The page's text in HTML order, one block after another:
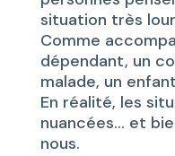
situation très
Comme
dépendant, un
malade, un
En réalité, les
nuancées… et
nous.